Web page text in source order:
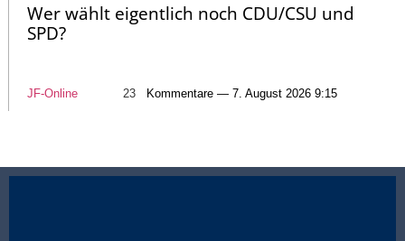
Wer wählt eigentlich noch CDU/CSU und
SPD?
JF-Online 23 Kommentare — 7. August 2026 9:15